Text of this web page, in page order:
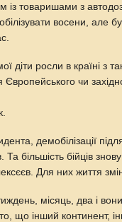
із товаришами з
восени, але
діти росли в країні з
чи
демобілізації
Та більшість бійців
Для них життя
місяць, два і
що інший континент,